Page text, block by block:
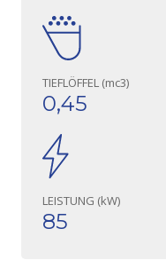
TIEFLÖFFEL (mc3)
0,45
LEISTUNG (kW)
85